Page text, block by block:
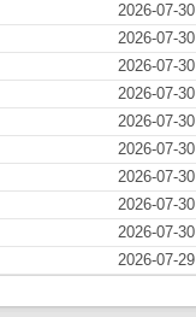
2026-07-
2026-07-
2026-07-
2026-07-
2026-07-
2026-07-
2026-07-
2026-07-
2026-07-
2026-07-